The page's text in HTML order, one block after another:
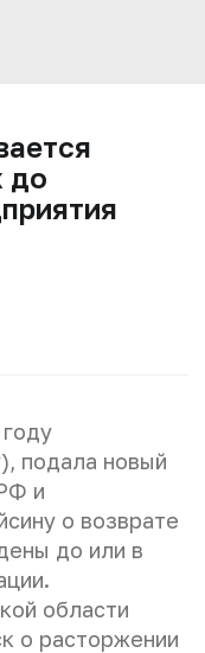
до
подала новый
и
о возврате
до или в
области
о расторжении